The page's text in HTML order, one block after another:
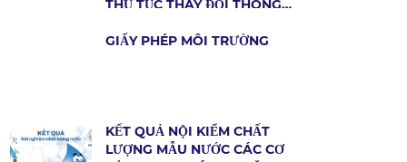
THỦ TỤC THAY ĐỔI THÔNG
CẤP NƯỚC
GIẤY PHÉP MÔI TRƯỜNG
KẾT QUẢ NỘI KIỂM CHẤT
LƯỢNG MẪU NƯỚC CÁC CƠ